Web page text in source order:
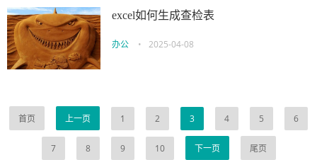
excel如何生成查检表
办公 • 2025-04-08
首页 上一页 1 2 3 4 5 6
7 8 9 10 下一页 尾页